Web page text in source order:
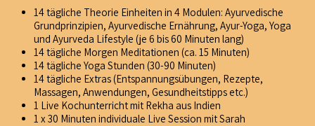
14 tägliche Theorie Einheiten in 4 Modulen: Ayurvedische
Grundprinzipien, Ayurvedische Ernährung, Ayur-Yoga, Yoga
und Ayurveda Lifestyle (je 6 bis 60 Minuten lang)
14 tägliche Morgen Meditationen (ca. 15 Minuten)
14 tägliche Yoga Stunden (30-90 Minuten)
14 tägliche Extras (Entspannungsübungen, Rezepte,
Massagen, Anwendungen, Gesundheitstipps etc.)
1 Live Kochunterricht mit Rekha aus Indien
1 x 30 Minuten individuale Live Session mit Sarah